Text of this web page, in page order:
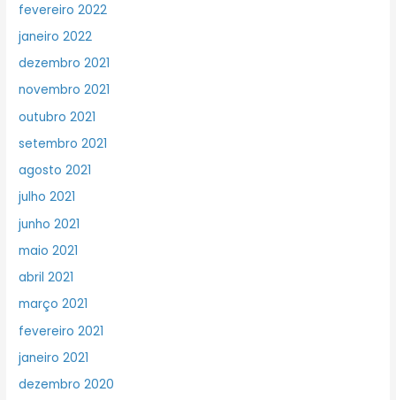
fevereiro 2022
janeiro 2022
dezembro 2021
novembro 2021
outubro 2021
setembro 2021
agosto 2021
julho 2021
junho 2021
maio 2021
abril 2021
março 2021
fevereiro 2021
janeiro 2021
dezembro 2020